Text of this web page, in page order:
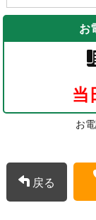
お
当
お
戻る